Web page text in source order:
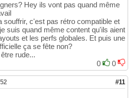
Hey ils vont pas quand même
souffrir, c'est pas rétro compatible et
suis quand même content qu'ils aient
et les perfs globales. Et puis une
ça se fête non?
rude...
0
0
#11